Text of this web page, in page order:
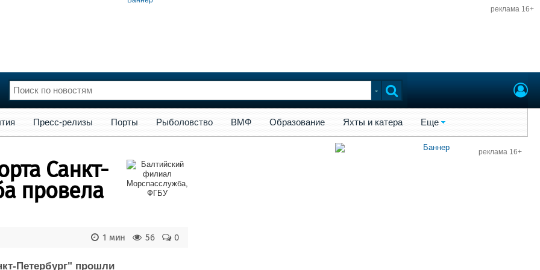
реклама 16+
Флот
Форум
Все службы
Пресс-релизы Порты Рыболовство ВМФ Образование Яхты и катера Еще
Санкт-
провела
0
56
1 мин
Петербург" прошли
реклама 16+